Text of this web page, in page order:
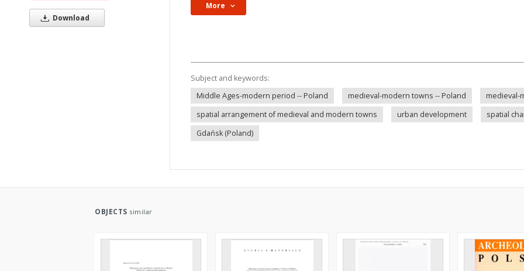
Download
More
Subject and keywords:
Middle Ages-modern period -- Poland
medieval-modern towns -- Poland medieval-
spatial arrangement of medieval and modern towns
urban development
spatial
Gdańsk (Poland)
OBJECTS similar